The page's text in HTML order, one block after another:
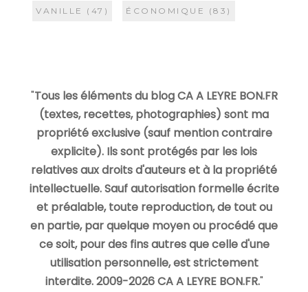
VANILLE (47) ÉCONOMIQUE (83)
"Tous les éléments du blog CA A LEYRE BON.FR
(textes, recettes, photographies) sont ma
propriété exclusive (sauf mention contraire
explicite). Ils sont protégés par les lois
relatives aux droits d'auteurs et à la propriété
intellectuelle. Sauf autorisation formelle écrite
et préalable, toute reproduction, de tout ou
en partie, par quelque moyen ou procédé que
ce soit, pour des fins autres que celle d'une
utilisation personnelle, est strictement
interdite. 2009-2026 CA A LEYRE BON.FR."